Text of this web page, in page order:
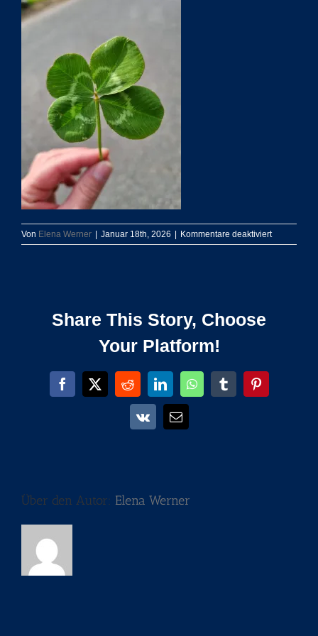
Von Elena Werner Januar 18th, 2026 Kommentare deaktiviertfür
Share This Story, Choose
Your Platform!
Facebook
X RedditLinkedInWhatsAppTumblrPinterest
Vk
E-
Über den Autor: Elena Werner